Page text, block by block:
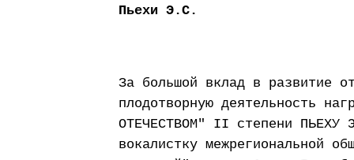
Пьехи Э.С.
За большой вклад в развитие
плодотворную деятельность
ОТЕЧЕСТВОМ" II степени ПЬЕХУ
вокалистку межрегиональной